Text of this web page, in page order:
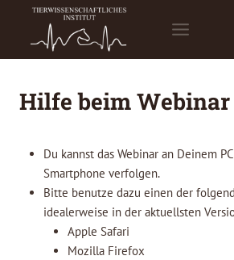
springen
Hilfe beim Webinar
Du kannst das Webinar an Deinem
Smartphone verfolgen.
Bitte benutze dazu einen der
idealerweise in der aktuellsten
Apple Safari
Mozilla Firefox